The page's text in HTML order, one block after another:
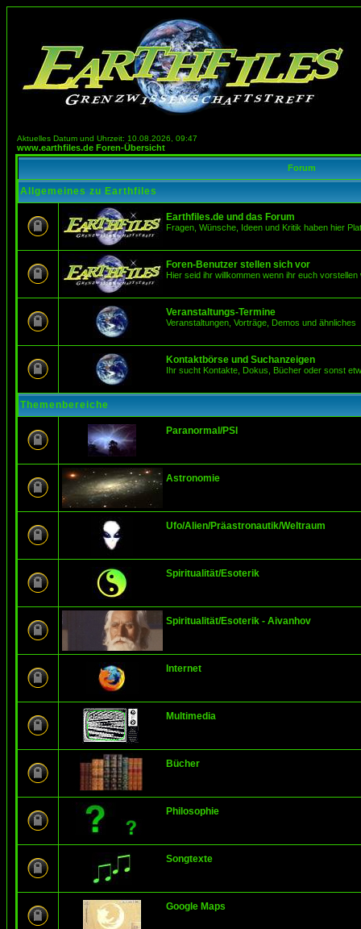
Aktuelles Datum und Uhrzeit: 10.08.2026, 09:47
www.earthfiles.de Foren-Übersicht
Forum
Allgemeines zu Earthfiles
Earthfiles.de und das Forum
Fragen, Wünsche, Ideen und Kritik haben hier
Foren-Benutzer stellen sich vor
Hier seid ihr willkommen wenn ihr euch vorstellen
Veranstaltungs-Termine
Veranstaltungen, Vorträge, Demos und ähnliches
Kontaktbörse und Suchanzeigen
Ihr sucht Kontakte, Dokus, Bücher oder sonst
Themenbereiche
Paranormal/PSI
Astronomie
Ufo/Alien/Präastronautik/Weltraum
Spiritualität/Esoterik
Spiritualität/Esoterik - Aivanhov
Internet
Multimedia
Bücher
Philosophie
Songtexte
Google Maps